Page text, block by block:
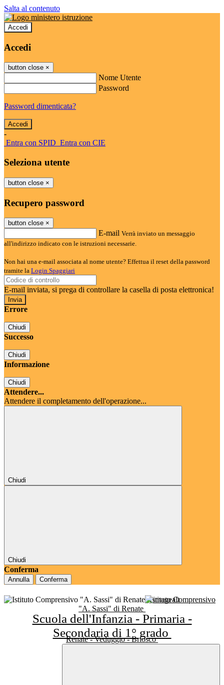
Salta al contenuto
Accedi
Accedi
button close ×
Nome Utente
Password
Password dimenticata?
-
Entra con SPID Entra con CIE
Seleziona utente
button close ×
Recupero password
button close ×
E-mail Verrà inviato un messaggio
all'indirizzo indicato con le istruzioni necessarie.
Non hai una e-mail associata al nome utente? Effettua il reset della password
tramite la Login Spaggiari
E-mail inviata, si prega di controllare la casella di posta elettronica!
Errore
Chiudi
Successo
Chiudi
Informazione
Chiudi
Attendere...
Attendere il completamento dell'operazione...
Chiudi
Chiudi
Conferma
Annulla Conferma
Istituto Comprensivo
"A. Sassi" di Renate
Scuola dell'Infanzia - Primaria -
Secondaria di 1° grado
Renate - Veduggio - Briosco